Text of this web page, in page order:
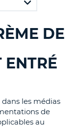
DE
ENTRÉ
les médias
de
au